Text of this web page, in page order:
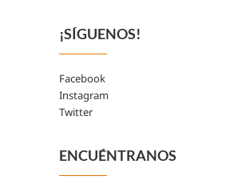
¡SÍGUENOS!
Facebook
Instagram
Twitter
ENCUÉNTRANOS